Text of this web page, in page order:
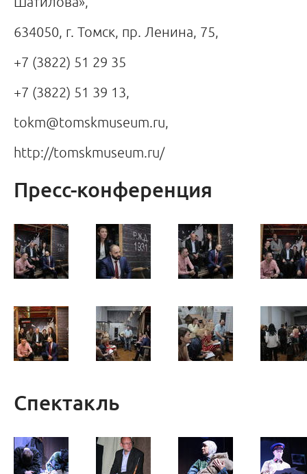
634050, г. Томск, пр. Ленина, 75,
+7 (3822) 51 29 35
+7 (3822) 51 39 13,
tokm@tomskmuseum.ru,
http://tomskmuseum.ru/
Пресс-конференция
Спектакль